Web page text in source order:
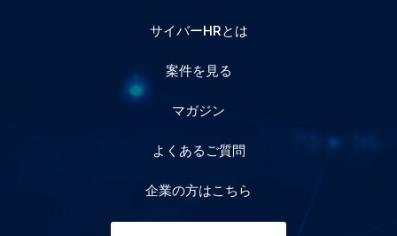
サイバーHRとは
案件を見る
マガジン
よくあるご質問
企業の方はこちら